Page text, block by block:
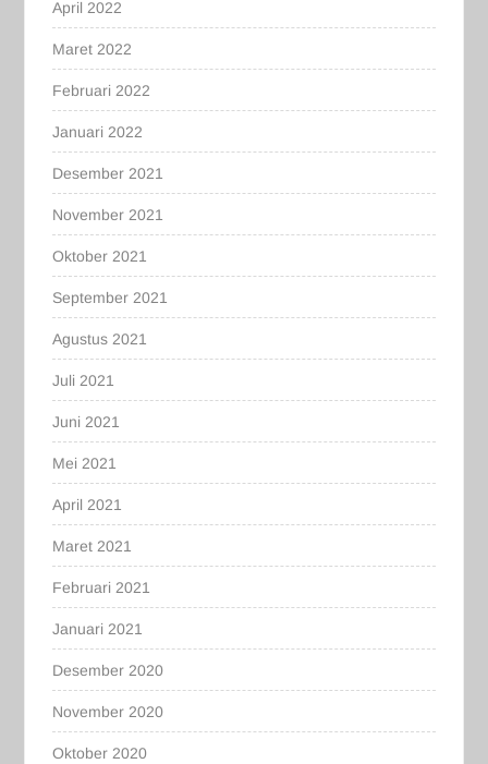
April 2022
Maret 2022
Februari 2022
Januari 2022
Desember 2021
November 2021
Oktober 2021
September 2021
Agustus 2021
Juli 2021
Juni 2021
Mei 2021
April 2021
Maret 2021
Februari 2021
Januari 2021
Desember 2020
November 2020
Oktober 2020